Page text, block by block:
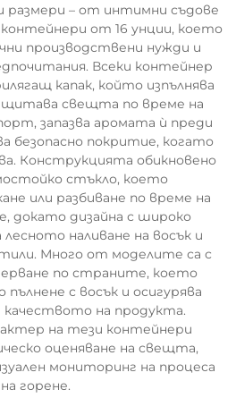
размери – от интимни съдове
от 16 унции, което
производствени нужди и
Всеки контейнер
капак, който изпълнява
свещта по време на
запазва аромата ѝ преди
безопасно покритие, когато
Конструкцията обикновено
стъкло, което
или разбиване по време на
докато дизайна с широко
наливане на восък и
Много от моделите са с
по страните, което
пълнене с восък и осигурява
на продукта.
на тези контейнери
оценяване на свещта,
мониторинг на процеса
на горене.